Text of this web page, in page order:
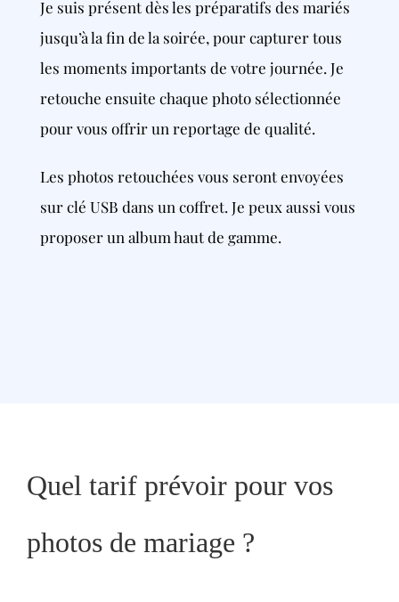
Je suis présent dès les préparatifs des mariés
jusqu’à la fin de la soirée, pour capturer tous
les moments importants de votre journée. Je
retouche ensuite chaque photo sélectionnée
pour vous offrir un reportage de qualité.
Les photos retouchées vous seront envoyées
sur clé USB dans un coffret. Je peux aussi vous
proposer un album haut de gamme.
Quel tarif prévoir pour vos
photos de mariage ?